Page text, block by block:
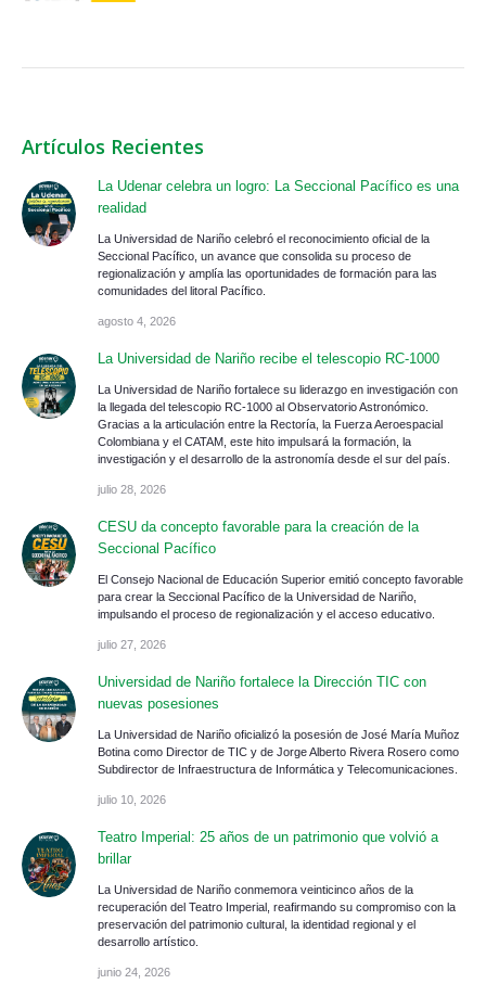
Artículos Recientes
La Udenar celebra un logro: La Seccional Pacífico es una
realidad
La Universidad de Nariño celebró el reconocimiento oficial de la
Seccional Pacífico, un avance que consolida su proceso de
regionalización y amplía las oportunidades de formación para las
comunidades del litoral Pacífico.
agosto 4, 2026
La Universidad de Nariño recibe el telescopio RC-1000
La Universidad de Nariño fortalece su liderazgo en investigación con
la llegada del telescopio RC-1000 al Observatorio Astronómico.
Gracias a la articulación entre la Rectoría, la Fuerza Aeroespacial
Colombiana y el CATAM, este hito impulsará la formación, la
investigación y el desarrollo de la astronomía desde el sur del país.
julio 28, 2026
CESU da concepto favorable para la creación de la
Seccional Pacífico
El Consejo Nacional de Educación Superior emitió concepto favorable
para crear la Seccional Pacífico de la Universidad de Nariño,
impulsando el proceso de regionalización y el acceso educativo.
julio 27, 2026
Universidad de Nariño fortalece la Dirección TIC con
nuevas posesiones
La Universidad de Nariño oficializó la posesión de José María Muñoz
Botina como Director de TIC y de Jorge Alberto Rivera Rosero como
Subdirector de Infraestructura de Informática y Telecomunicaciones.
julio 10, 2026
Teatro Imperial: 25 años de un patrimonio que volvió a
brillar
La Universidad de Nariño conmemora veinticinco años de la
recuperación del Teatro Imperial, reafirmando su compromiso con la
preservación del patrimonio cultural, la identidad regional y el
desarrollo artístico.
junio 24, 2026